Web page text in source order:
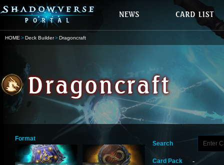
HOME Deck Builder Dragoncraft
Format
Search
Card Pack